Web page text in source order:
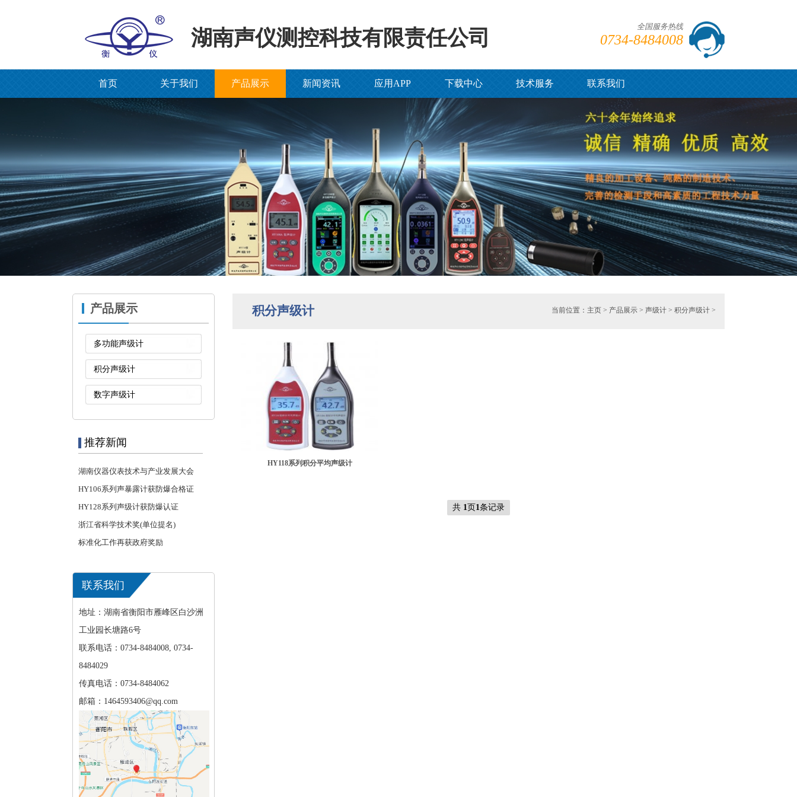
湖南声仪测控科技有限责任公司 全国服务热线
0734-8484008
首页 关于我们 产品展示 新闻资讯 应用APP 下载中心 技术服务 联系我们
产品展示
多功能声级计
积分声级计
数字声级计
推荐新闻
湖南仪器仪表技术与产业发展大会
HY106系列声暴露计获防爆合格证
HY128系列声级计获防爆认证
浙江省科学技术奖(单位提名)
标准化工作再获政府奖励
联系我们
地址：湖南省衡阳市雁峰区白沙洲
工业园长塘路6号
联系电话：0734-8484008, 0734-
8484029
传真电话：0734-8484062
邮箱：1464593406@qq.com
当前位置： 主页 > 产品展示 > 声级计 > 积分声级计 >
积分声级计
HY118系列积分平均声级计
共 1页1条记录